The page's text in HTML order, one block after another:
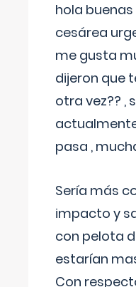
hola
cesárea
me gusta
dijeron que
otra vez?? ,
pasa ,
Sería más
impacto y
con pelota
estarían
Con